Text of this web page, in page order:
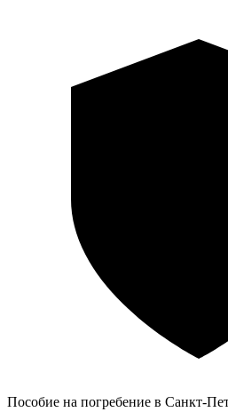
Пособие на погребение в